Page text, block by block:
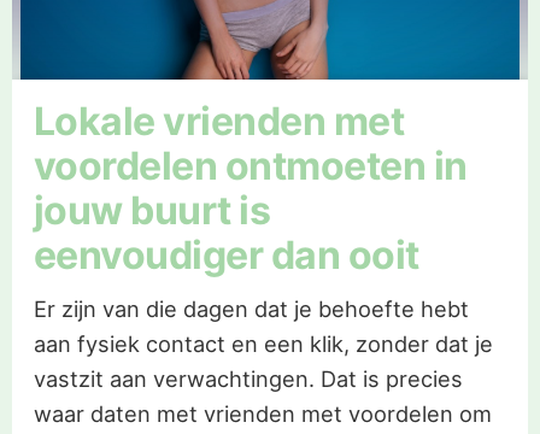
Lokale vrienden met
voordelen ontmoeten in
jouw buurt is
eenvoudiger dan ooit
Er zijn van die dagen dat je behoefte hebt
aan fysiek contact en een klik, zonder dat je
vastzit aan verwachtingen. Dat is precies
waar daten met vrienden met voordelen om